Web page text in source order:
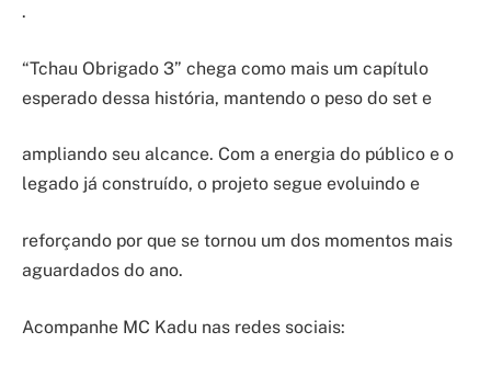
.
“Tchau Obrigado 3” chega como mais um capítulo
esperado dessa história, mantendo o peso do set e
ampliando seu alcance. Com a energia do público e o
legado já construído, o projeto segue evoluindo e
reforçando por que se tornou um dos momentos mais
aguardados do ano.
Acompanhe MC Kadu nas redes sociais: